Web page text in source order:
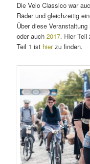
Die Velo Classico war
Räder und gleichzeitig
Über diese
oder auch2017. Hier Teil
Teil 1 ist hierzu finden.